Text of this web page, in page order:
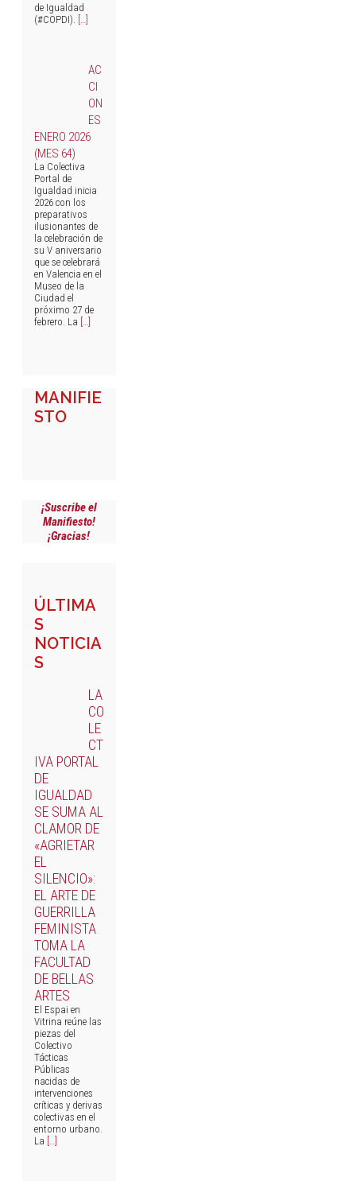
de Igualdad
(#COPDI). […]
AC
CI
ON
ES
ENERO 2026
(MES 64)
La Colectiva
Portal de
Igualdad inicia
2026 con los
preparativos
ilusionantes de
la celebración de
su V aniversario
que se celebrará
en Valencia en el
Museo de la
Ciudad el
próximo 27 de
febrero. La […]
MANIFIE
STO
¡Suscribe el
Manifiesto!
¡Gracias!
ÚLTIMA
S
NOTICIA
S
LA
CO
LE
CT
IVA PORTAL
DE
IGUALDAD
SE SUMA AL
CLAMOR DE
«AGRIETAR
EL
SILENCIO»:
EL ARTE DE
GUERRILLA
FEMINISTA
TOMA LA
FACULTAD
DE BELLAS
ARTES
El Espai en
Vitrina reúne las
piezas del
Colectivo
Tácticas
Públicas
nacidas de
intervenciones
críticas y derivas
colectivas en el
entorno urbano.
La […]